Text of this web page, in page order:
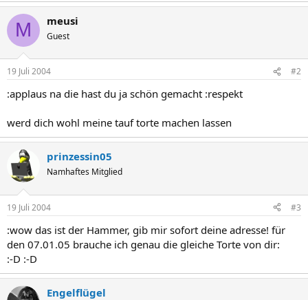
M meusi
Guest
19 Juli 2004 #2
:applaus na die hast du ja schön gemacht :respekt
werd dich wohl meine tauf torte machen lassen
prinzessin05
Namhaftes Mitglied
19 Juli 2004 #3
:wow das ist der Hammer, gib mir sofort deine adresse! für
den 07.01.05 brauche ich genau die gleiche Torte von dir:
:-D :-D
Engelflügel